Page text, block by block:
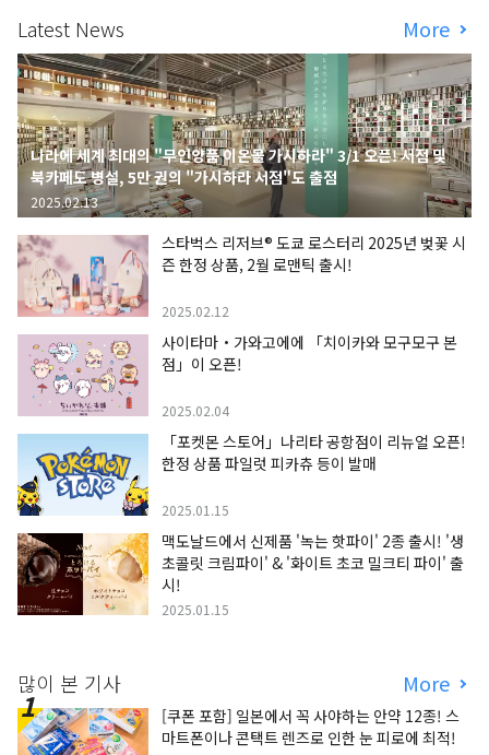
Latest News More
나라에 세계 최대의 "무인양품 이온몰 가시하라" 3/1 오픈! 서점 및
북카페도 병설, 5만 권의 "가시하라 서점"도 출점
2025.02.13
스타벅스 리저브® 도쿄 로스터리 2025년 벚꽃 시
즌 한정 상품, 2월 로맨틱 출시!
2025.02.12
사이타마・가와고에에 「치이카와 모구모구 본
점」이 오픈!
2025.02.04
「포켓몬 스토어」나리타 공항점이 리뉴얼 오픈!
한정 상품 파일럿 피카츄 등이 발매
2025.01.15
맥도날드에서 신제품 '녹는 핫파이' 2종 출시! '생
초콜릿 크림파이' & '화이트 초코 밀크티 파이' 출
시!
2025.01.15
많이 본 기사 More
[쿠폰 포함] 일본에서 꼭 사야하는 안약 12종! 스
마트폰이나 콘택트 렌즈로 인한 눈 피로에 최적!